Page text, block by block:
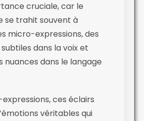
cruciale, car le
se trahit souvent à
micro-expressions, des
dans la voix et
nuances dans le langage
ces éclairs
véritables qui